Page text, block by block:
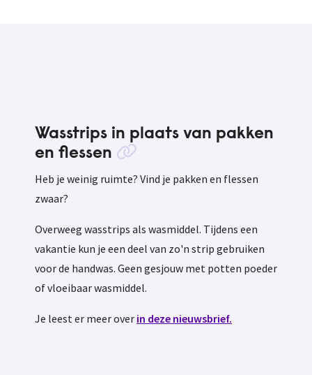
Wasstrips in plaats van pakken
en flessen
Heb je weinig ruimte? Vind je pakken en flessen
zwaar?
Overweeg wasstrips als wasmiddel. Tijdens een
vakantie kun je een deel van zo'n strip gebruiken
voor de handwas. Geen gesjouw met potten poeder
of vloeibaar wasmiddel.
Je leest er meer over in deze nieuwsbrief.